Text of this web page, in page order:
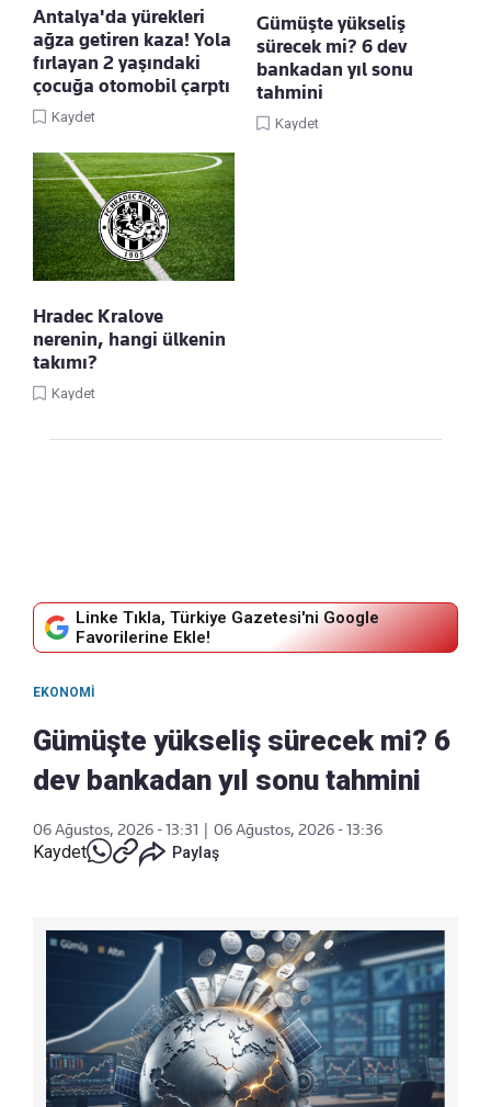
Antalya'da yürekleri
ağza getiren kaza! Yola
fırlayan 2 yaşındaki
çocuğa otomobil çarptı
Kaydet
Gümüşte yükseliş
sürecek mi? 6 dev
bankadan yıl sonu
tahmini
Kaydet
Hradec Kralove
nerenin, hangi ülkenin
takımı?
Kaydet
Linke Tıkla, Türkiye Gazetesi'ni Google
Favorilerine Ekle!
EKONOMI
Gümüşte yükseliş sürecek mi? 6
dev bankadan yıl sonu tahmini
06 Ağustos, 2026 - 13:31 06 Ağustos, 2026 - 13:36
Kaydet Paylaş